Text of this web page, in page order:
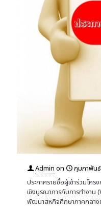
Admin on
กุมภาพัน
ประกาศรายชื่อผู้เข้าร่วมโค
เชิงบูรณาการกับการทำงาน
พัฒนาสหกิจศึกษาภาคกลา